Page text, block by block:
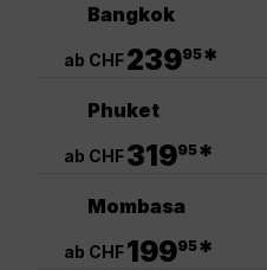
Bangkok
ab CHF23995*
Phuket
ab CHF31995*
Mombasa
ab CHF19995*